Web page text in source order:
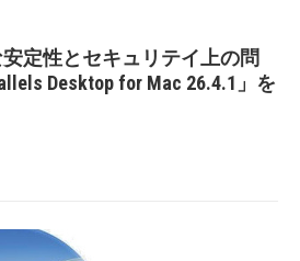
定性とセキュリテイ上の問
Desktop for Mac 26.4.1」を